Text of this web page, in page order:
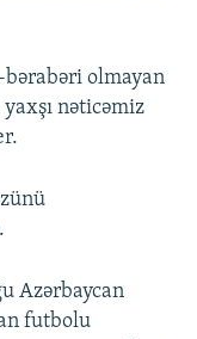
bərabəri olmayan
nəticəmiz
Azərbaycan
futbolu